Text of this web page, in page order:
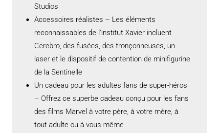
Studios
Accessoires réalistes – Les éléments
reconnaissables de l’institut Xavier incluent
Cerebro, des fusées, des tronçonneuses, un
laser et le dispositif de contention de minifigurine
de la Sentinelle
Un cadeau pour les adultes fans de super-héros
– Offrez ce superbe cadeau conçu pour les fans
des films Marvel à votre père, à votre mère, à
tout adulte ou à vous-même